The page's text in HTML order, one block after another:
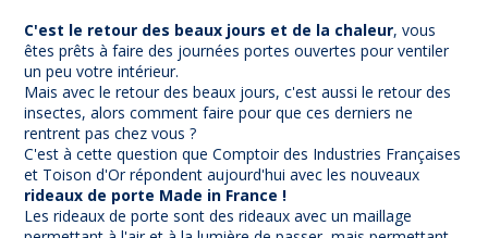
C'est le retour des beaux jours et de la chaleur, vous
êtes prêts à faire des journées portes ouvertes pour ventiler
un peu votre intérieur.
Mais avec le retour des beaux jours, c'est aussi le retour des
insectes, alors comment faire pour que ces derniers ne
rentrent pas chez vous ?
C'est à cette question que Comptoir des Industries Françaises
et Toison d'Or répondent aujourd'hui avec les nouveaux
rideaux de porte Made in France !
Les rideaux de porte sont des rideaux avec un maillage